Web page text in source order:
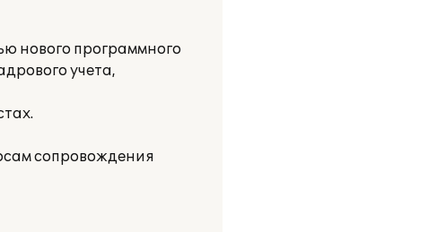
нового программного
учета,
сопровождения